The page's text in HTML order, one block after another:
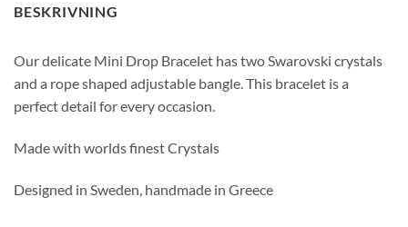
BESKRIVNING
Our delicate Mini Drop Bracelet has two Swarovski crystals
and a rope shaped adjustable bangle. This bracelet is a
perfect detail for every occasion.
Made with worlds finest Crystals
Designed in Sweden, handmade in Greece